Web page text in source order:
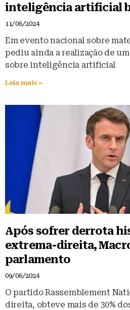
inteligência artificial
11/06/2024
Em evento nacional sobre
pediu ainda a realização de
sobre inteligência artificial
Leia mais »
Após sofrer derrota
extrema-direita,
parlamento
09/06/2024
O partido Rassemblement
direita, obteve mais de 30%